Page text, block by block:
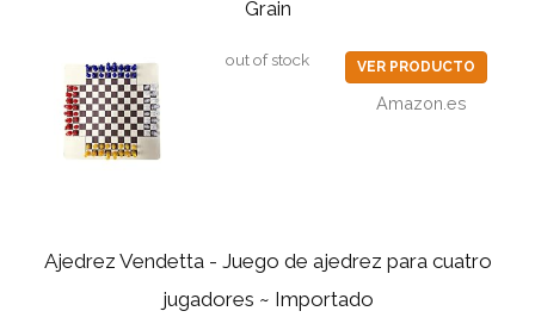
Grain
out of stock VER PRODUCTO
Amazon.es
Ajedrez Vendetta - Juego de ajedrez para cuatro
jugadores ~ Importado